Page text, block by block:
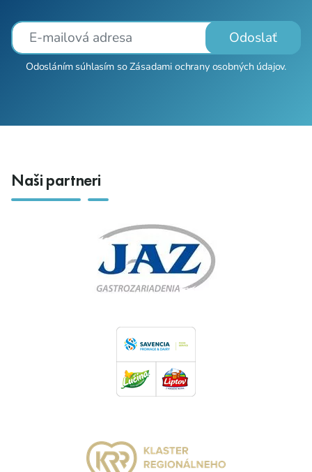
Odoslať
Odosláním súhlasím soZásadami ochrany osobných údajov.
Naši partneri